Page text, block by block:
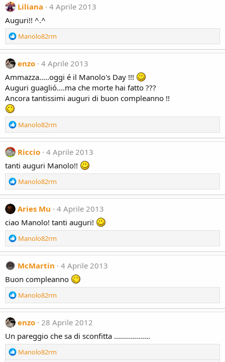
s
:
Liliana
4 Aprile 2013
Auguri!! ^.^
R
e
a
c
i
o
n
:
Manolo82rm
enzo 4 Aprile 2013
Ammazza.....oggi é il Manolo's Day !!!
Auguri guaglió....ma che morte hai fatto ???
Ancora tantissimi auguri di buon compleanno !!
R
e
a
c
i
o
n
s
:
Manolo82rm
Riccio 4 Aprile 2013
tanti auguri Manolo!!
R
e
a
c
i
o
n
s
:
Manolo82rm
Aries Mu
4 Aprile 2013
ciao Manolo! tanti auguri!
R
e
a
c
i
o
n
s
:
Manolo82rm
McMartin
4 Aprile 2013
Buon compleanno
R
e
a
c
i
o
Manolo82rm
enzo 28 Aprile 2012
Un pareggio che sa di sconfitta ..................
R
Manolo82rm